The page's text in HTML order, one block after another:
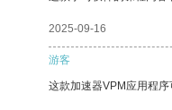
2025-09-16
游客
这款加速器VPM应用程